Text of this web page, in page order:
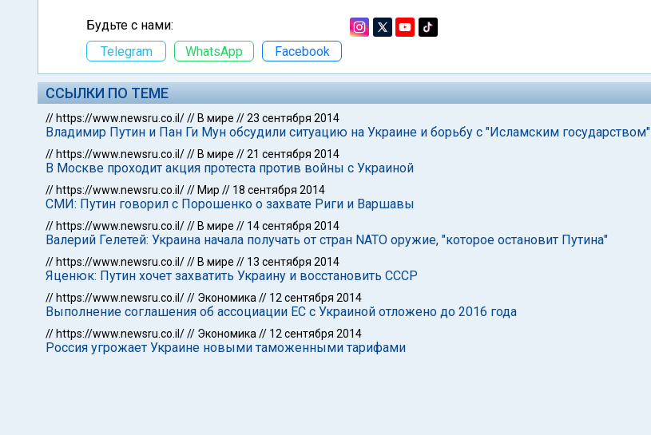
Будьте с нами:
Telegram
WhatsApp Facebook
ССЫЛКИ ПО ТЕМЕ
// https://www.newsru.co.il/// В мире //23 сентября 2014
Владимир Путин и Пан Ги Мун обсудили ситуацию на Украине и борьбу с "Исламским государством"
// https://www.newsru.co.il/// В мире //21 сентября 2014
В Москве проходит акция протеста против войны с Украиной
// https://www.newsru.co.il/// Мир // 18 сентября 2014
СМИ: Путин говорил с Порошенко о захвате Риги и Варшавы
// https://www.newsru.co.il/// В мире // 14 сентября 2014
Валерий Гелетей: Украина начала получать от стран NATO оружие, "которое остановит Путина"
// https://www.newsru.co.il/// В мире // 13 сентября 2014
Яценюк: Путин хочет захватить Украину и восстановить СССР
// https://www.newsru.co.il/// Экономика // 12 сентября 2014
Выполнение соглашения об ассоциации ЕС с Украиной отложено до 2016 года
// https://www.newsru.co.il/// Экономика // 12 сентября 2014
Россия угрожает Украине новыми таможенными тарифами